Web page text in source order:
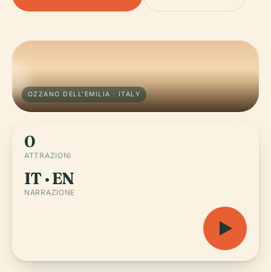
OZZANO DELL'EMILIA · ITALY
0
ATTRAZIONI
IT · EN
NARRAZIONE